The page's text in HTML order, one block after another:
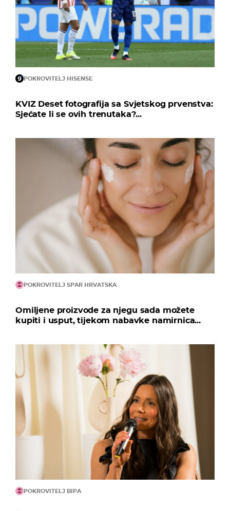
POKROVITELJ HISENSE
KVIZ Deset fotografija sa Svjetskog prvenstva:
Sjećate li se ovih trenutaka?...
POKROVITELJ SPAR HRVATSKA
Omiljene proizvode za njegu sada možete
kupiti i usput, tijekom nabavke namirnica...
POKROVITELJ BIPA